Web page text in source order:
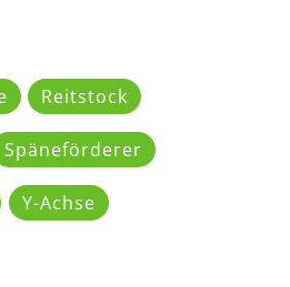
Reitstock
Späneförderer
Y-Achse